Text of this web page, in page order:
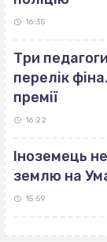
16:35
Три
перелік
премії
16:22
Іноземець
землю на
15:59